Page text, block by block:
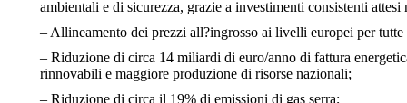
ambientali e di sicurezza, grazie a investimenti consistenti
– Allineamento dei prezzi all?ingrosso ai livelli europei per
– Riduzione di circa 14 miliardi di euro/anno di fattura
rinnovabili e maggiore produzione di risorse nazionali;
– Riduzione di circa il 19% di emissioni di gas serra;